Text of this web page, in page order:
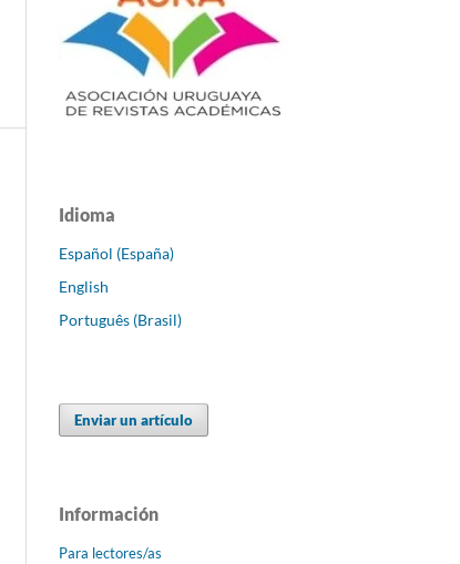
Idioma
Español (España)
English
Português (Brasil)
Enviar un artículo
Información
Para lectores/as